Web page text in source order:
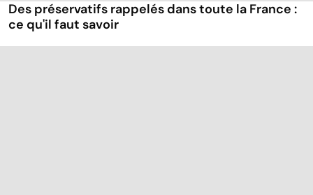
Des préservatifs rappelés dans toute la France :
ce qu'il faut savoir